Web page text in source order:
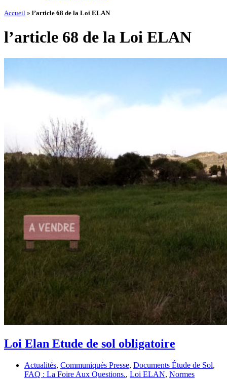
Accueil » l’article 68 de la Loi ELAN
l’article 68 de la Loi ELAN
Loi Elan Etude de sol obligatoire
Actualités, Communiqués Presse, Documents Étude de Sol,
FAQ : La Foire Aux Questions., Loi ELAN, Normes